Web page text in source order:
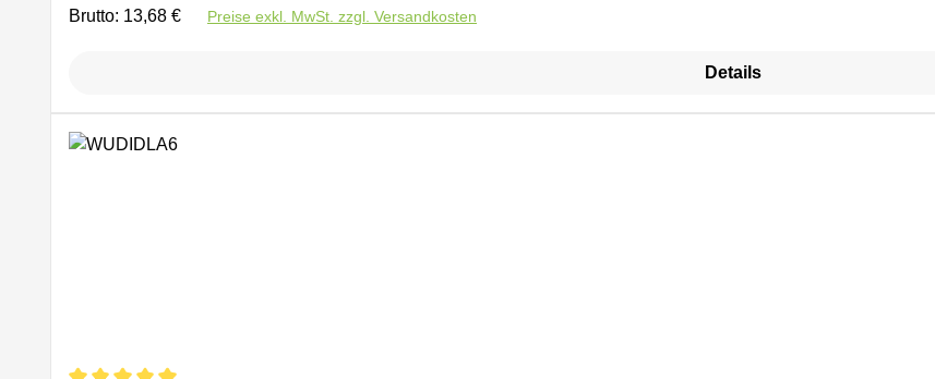
Brutto: 13,68 € Preise exkl. MwSt. zzgl. Versandkosten
Details